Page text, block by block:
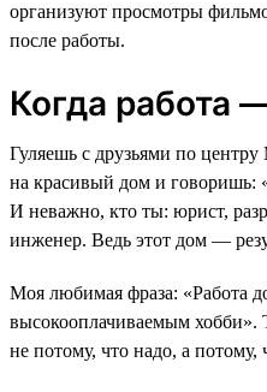
организуют просмотры
после работы.
Когда работа
Гуляешь с друзьями по
на красивый дом и говоришь:
И неважно, кто ты: юрист,
инженер. Ведь этот дом —
Моя любимая фраза: «Работа
высокооплачиваемым хобби».
не потому, что надо, а потому,